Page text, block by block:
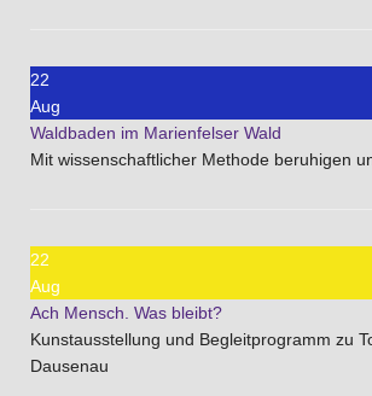
22
Aug
Waldbaden im Marienfelser Wald
Mit wissenschaftlicher Methode beruhigen
22
Aug
Ach Mensch. Was bleibt?
Kunstausstellung und Begleitprogramm zu
Dausenau